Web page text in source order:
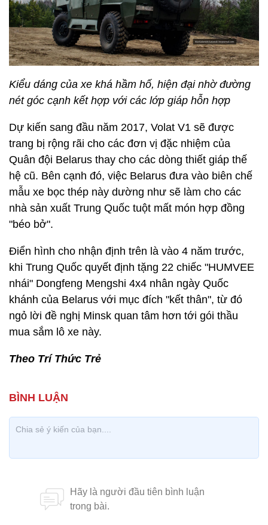
Kiểu dáng của xe khá hầm hố, hiện đại nhờ đường
nét góc cạnh kết hợp với các lớp giáp hỗn hợp
Dự kiến sang đầu năm 2017, Volat V1 sẽ được
trang bị rộng rãi cho các đơn vị đặc nhiệm của
Quân đội Belarus thay cho các dòng thiết giáp thế
hệ cũ. Bên cạnh đó, việc Belarus đưa vào biên chế
mẫu xe bọc thép này dường như sẽ làm cho các
nhà sản xuất Trung Quốc tuột mất món hợp đồng
"béo bở".
Điển hình cho nhận định trên là vào 4 năm trước,
khi Trung Quốc quyết định tặng 22 chiếc "HUMVEE
nhái" Dongfeng Mengshi 4x4 nhân ngày Quốc
khánh của Belarus với mục đích "kết thân", từ đó
ngỏ lời đề nghị Minsk quan tâm hơn tới gói thầu
mua sắm lô xe này.
Theo Trí Thức Trẻ